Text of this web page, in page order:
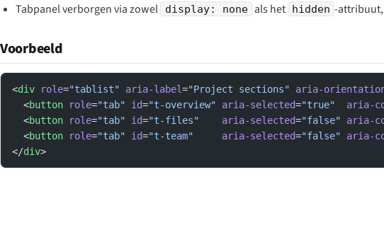
Tabpanel verborgen via zowel
display: none als het hidden -
Voorbeeld
<div role="tablist" aria-label="Project sections" aria-
  <
button role="tab" id="t-overview" aria-selected="true"
aria-
  <
button role="tab" id="t-files"
    aria-selected
="false" aria-
  <
button role="tab" id="t-team"
     aria-selected
="false" aria-
</div>